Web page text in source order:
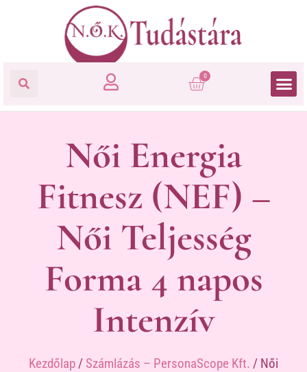
0
Női Energia
Fitnesz (NEF) –
Női Teljesség
Forma 4 napos
Intenzív
Kezdőlap/ Számlázás – PersonaScope Kft. / Női